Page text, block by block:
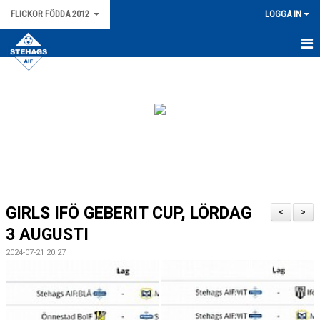
FLICKOR FÖDDA 2012 LOGGA IN
HEM
BILDGALLERI
DOKUMENT
>
<
GIRLS IFÖ GEBERIT CUP, LÖRDAG
3 AUGUSTI
2024-07-21 20:27